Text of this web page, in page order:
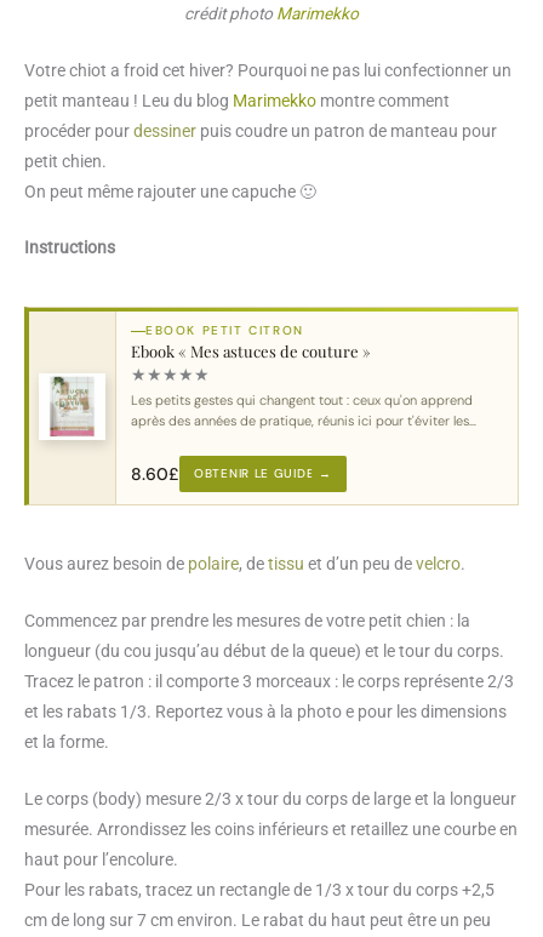
crédit photoMarimekko
Votre chiot a froid cet hiver? Pourquoi ne pas lui confectionner un
petit manteau ! Leu du blog Marimekko montre comment
procéder pourdessiner puis coudre un patron de manteau pour
petit chien.
On peut même rajouter une capuche 🙂
Instructions
EBOOK PETIT CITRON
Ebook « Mes astuces de couture »
★★★★★
Les petits gestes qui changent tout : ceux qu'on apprend
après des années de pratique, réunis ici pour t'éviter les
8.60£ OBTENIR LE GUIDE →
Vous aurez besoin de polaire, detissu et d’un peu develcro.
Commencez par prendre les mesures de votre petit chien : la
longueur (du cou jusqu’au début de la queue) et le tour du corps.
Tracez le patron : il comporte 3 morceaux : le corps représente 2/3
et les rabats 1/3. Reportez vous à la photo e pour les dimensions
et la forme.
Le corps (body) mesure 2/3 x tour du corps de large et la longueur
mesurée. Arrondissez les coins inférieurs et retaillez une courbe en
haut pour l’encolure.
Pour les rabats, tracez un rectangle de 1/3 x tour du corps +2,5
cm de long sur 7 cm environ. Le rabat du haut peut être un peu